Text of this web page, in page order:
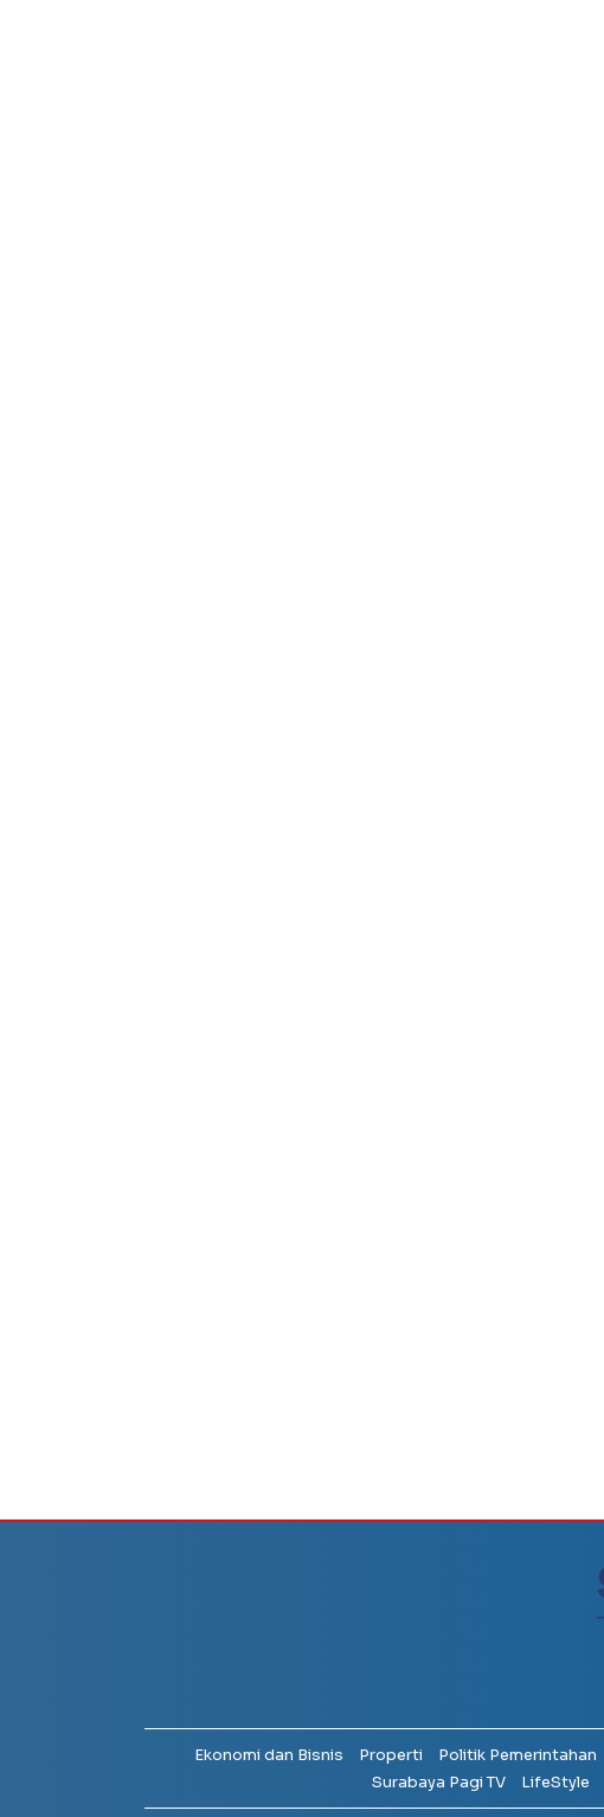
Ekonomi dan Bisnis Properti Politik Pemerintahan
Surabaya Pagi TV
LifeStyle